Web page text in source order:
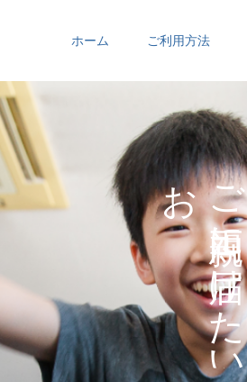
ホーム ご利用方法
ご
に
け
た
い
お
の
の